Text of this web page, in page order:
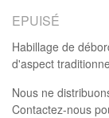
EPUISÉ
Habillage de
d'aspect
Nous ne
Contactez-nous